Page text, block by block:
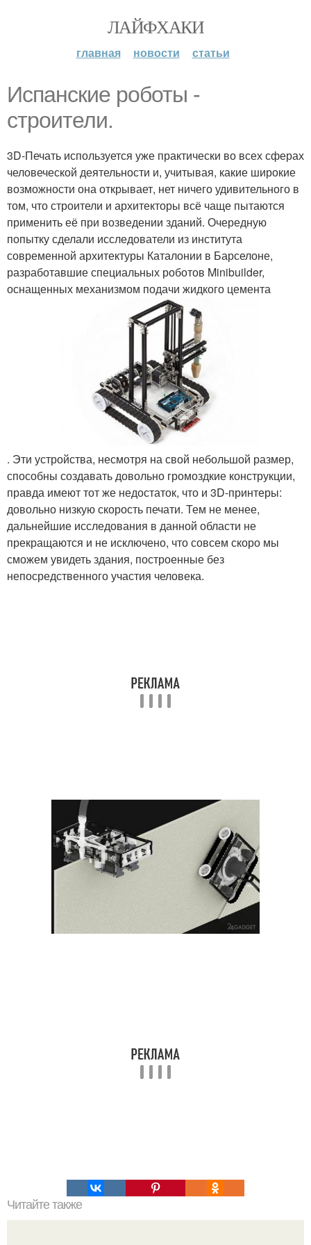
ЛАЙФХАКИ
главная новости статьи
Испанские роботы -
строители.
3D-Печать используется уже практически во всех сферах
человеческой деятельности и, учитывая, какие широкие
возможности она открывает, нет ничего удивительного в
том, что строители и архитекторы всё чаще пытаются
применить её при возведении зданий. Очередную
попытку сделали исследователи из института
современной архитектуры Каталонии в Барселоне,
разработавшие специальных роботов Minibuilder,
оснащенных механизмом подачи жидкого цемента
. Эти устройства, несмотря на свой небольшой размер,
способны создавать довольно громоздкие конструкции,
правда имеют тот же недостаток, что и 3D-принтеры:
довольно низкую скорость печати. Тем не менее,
дальнейшие исследования в данной области не
прекращаются и не исключено, что совсем скоро мы
сможем увидеть здания, построенные без
непосредственного участия человека.
Читайте также